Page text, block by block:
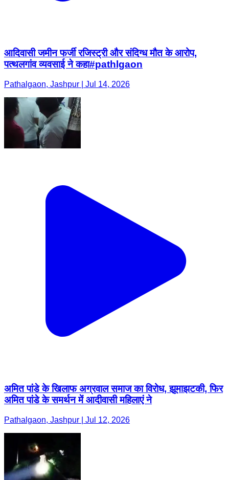
आदिवासी जमीन फर्जी रजिस्ट्री और संदिग्ध मौत के आरोप,
पत्थलगांव व्यवसाई ने कहा#pathlgaon
Pathalgaon, Jashpur | Jul 14, 2026
अमित पांडे के खिलाफ अग्रवाल समाज का विरोध, झूमाझटकी, फिर
अमित पांडे के समर्थन में आदीवासी महिलाएं ने
Pathalgaon, Jashpur | Jul 12, 2026